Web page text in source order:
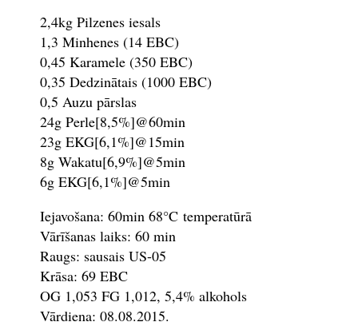
2,4kg Pilzenes iesals
1,3 Minhenes (14 EBC)
0,45 Karamele (350 EBC)
0,35 Dedzinātais (1000 EBC)
0,5 Auzu pārslas
24g Perle[8,5%]@60min
23g EKG[6,1%]@15min
8g Wakatu[6,9%]@5min
6g EKG[6,1%]@5min
Iejavošana: 60min 68°C temperatūrā
Vārīšanas laiks: 60 min
Raugs: sausais US-05
Krāsa: 69 EBC
OG 1,053 FG 1,012, 5,4% alkohols
Vārdiena: 08.08.2015.